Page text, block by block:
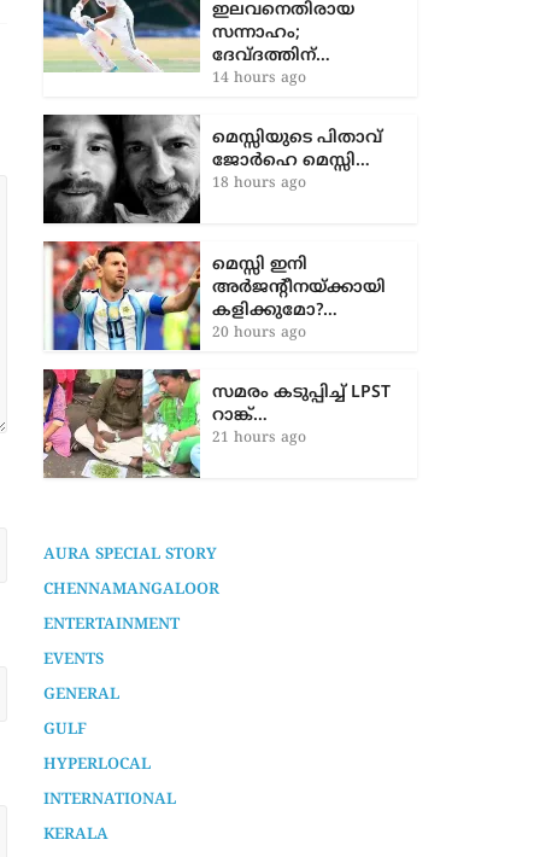
6 hours ago
ശ്രീലങ്ക
സന്നാഹം;
ദേവ്ദത്തിന്…
14 hours ago
ജോർഹെ മെസ്സി…
18 hours ago
അർജന്റീനയ്ക്കായി
കളിക്കുമോ?…
20 hours ago
AURA SPECIAL STORY
CHENNAMANGALOOR
ENTERTAINMENT
EVENTS
GENERAL
GULF